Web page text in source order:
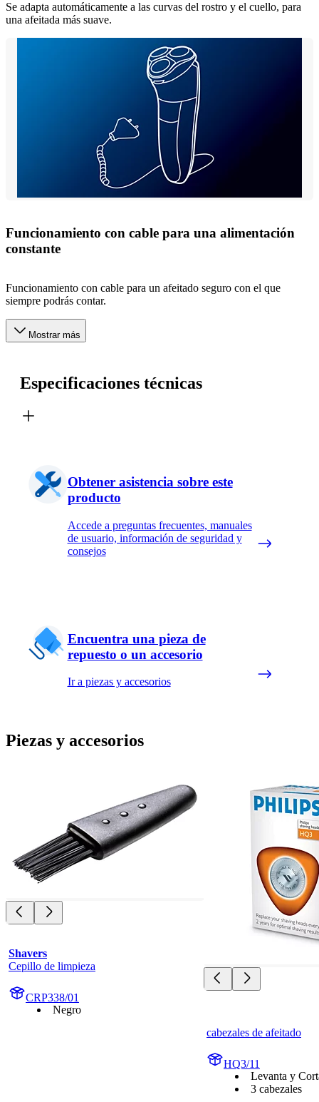
Se adapta automáticamente a las curvas del rostro y el cuello, para
una afeitada más suave.
Funcionamiento con cable para una alimentación
constante
Funcionamiento con cable para un afeitado seguro con el que
siempre podrás contar.
Mostrar más
Especificaciones técnicas
Obtener asistencia sobre este
producto
Accede a preguntas frecuentes, manuales
de usuario, información de seguridad y
consejos
Encuentra una pieza de
repuesto o un accesorio
Ir a piezas y accesorios
Piezas y accesorios
Shavers
Cepillo de limpieza
CRP338/01
Negro
cabezales de afeitado
HQ3/11
Levanta y
3 cabezales